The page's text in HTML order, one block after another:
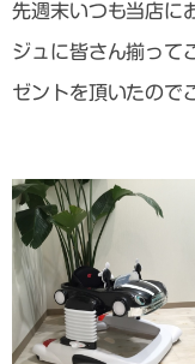
先週末いつも当店に
ジュに皆さん揃って
ゼントを頂いたので